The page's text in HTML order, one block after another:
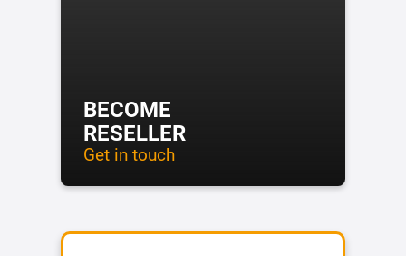
BECOME
RESELLER
Get in touch